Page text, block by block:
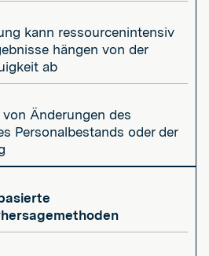
kann ressourcenintensiv
hängen von der
ab
Änderungen des
Personalbestands oder der